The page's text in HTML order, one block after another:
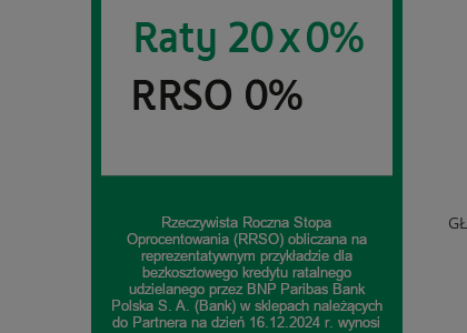
EKSPRES AUTOMATYCZNY DELONGHI
ECAM290.81.TB 1450W 1,8L 15BAR
1 714,99 zł